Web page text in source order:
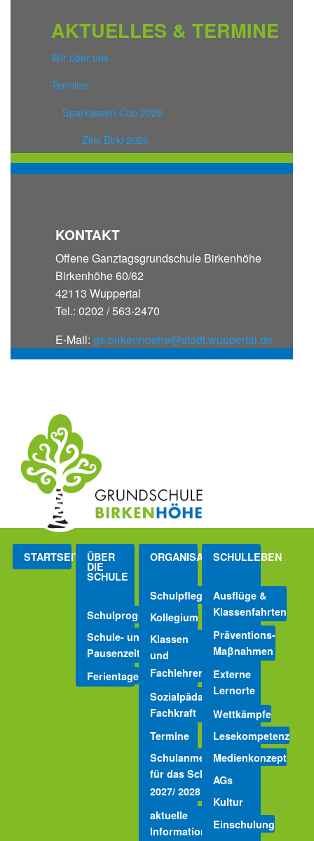
AKTUELLES & TERMINE
Wir über uns
Termine
Sparkassen-Cup 2026
Zirki Birki 2026
Schulamneldungen für 2027
KONTAKT
Offene Ganztagsgrundschule Birkenhöhe
Birkenhöhe 60/62
42113 Wuppertal
Tel.: 0202 / 563-2470
E-Mail: gs.birkenhoehe@stadt.wuppertal.de
STARTSEITE ÜBER
DIE
SCHULE
Schulprogramm
Schule- und
Pausenzeiten
Ferientage
ORGANISATION
Schulpflegschaft
Kollegium
Klassen
und
Fachlehrer
Sozialpädagogische
Fachkraft
Termine
Schulanmeldungen
für das Schuljahr
2027/ 2028
aktuelle
Informationen
SCHULLEBEN
Ausflüge &
Klassenfahrten
Präventions-
Maβnahmen
Externe
Lernorte
Wettkämpfe
Lesekompetenz
Medienkonzept
AGs
Kultur
Einschulung